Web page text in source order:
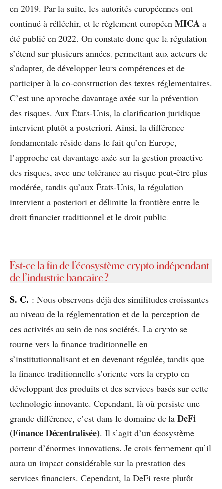
en 2019. Par la suite, les autorités européennes ont
continué à réfléchir, et le règlement européen MICA a
été publié en 2022. On constate donc que la régulation
s’étend sur plusieurs années, permettant aux acteurs de
s’adapter, de développer leurs compétences et de
participer à la co-construction des textes réglementaires.
C’est une approche davantage axée sur la prévention
des risques. Aux États-Unis, la clarification juridique
intervient plutôt a posteriori. Ainsi, la différence
fondamentale réside dans le fait qu’en Europe,
l’approche est davantage axée sur la gestion proactive
des risques, avec une tolérance au risque peut-être plus
modérée, tandis qu’aux États-Unis, la régulation
intervient a posteriori et délimite la frontière entre le
droit financier traditionnel et le droit public.
Est-ce la fin de l’écosystème crypto indépendant
de l’industrie bancaire ?
S. C. : Nous observons déjà des similitudes croissantes
au niveau de la réglementation et de la perception de
ces activités au sein de nos sociétés. La crypto se
tourne vers la finance traditionnelle en
s’institutionnalisant et en devenant régulée, tandis que
la finance traditionnelle s’oriente vers la crypto en
développant des produits et des services basés sur cette
technologie innovante. Cependant, là où persiste une
grande différence, c’est dans le domaine de la DeFi
(Finance Décentralisée). Il s’agit d’un écosystème
porteur d’énormes innovations. Je crois fermement qu’il
aura un impact considérable sur la prestation des
services financiers. Cependant, la DeFi reste plutôt